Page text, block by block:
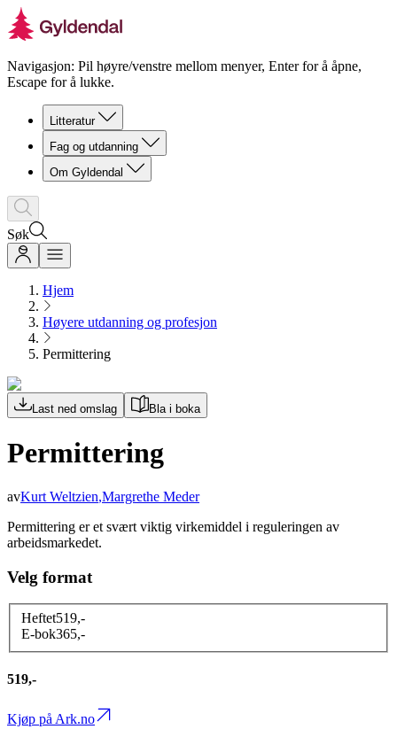
Navigasjon: Pil høyre/venstre mellom menyer, Enter for å åpne,
Escape for å lukke.
Litteratur
Fag og utdanning
Om Gyldendal
Søk
Hjem
Høyere utdanning og profesjon
Permittering
Last ned omslag Bla i boka
Permittering
avKurt Weltzien,Margrethe Meder
Permittering er et svært viktig virkemiddel i reguleringen av
arbeidsmarkedet.
Velg format
Heftet519,-
E-bok365,-
519,-
Kjøp på Ark.no